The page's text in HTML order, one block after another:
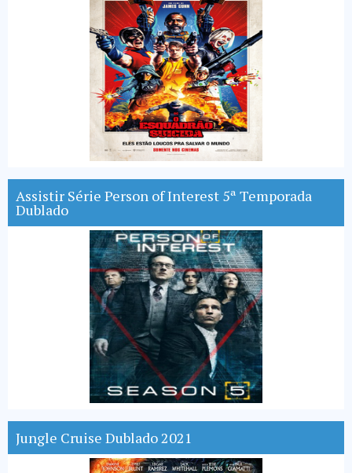
Assistir Série Person of Interest 5ª Temporada
Dublado
Jungle Cruise Dublado 2021